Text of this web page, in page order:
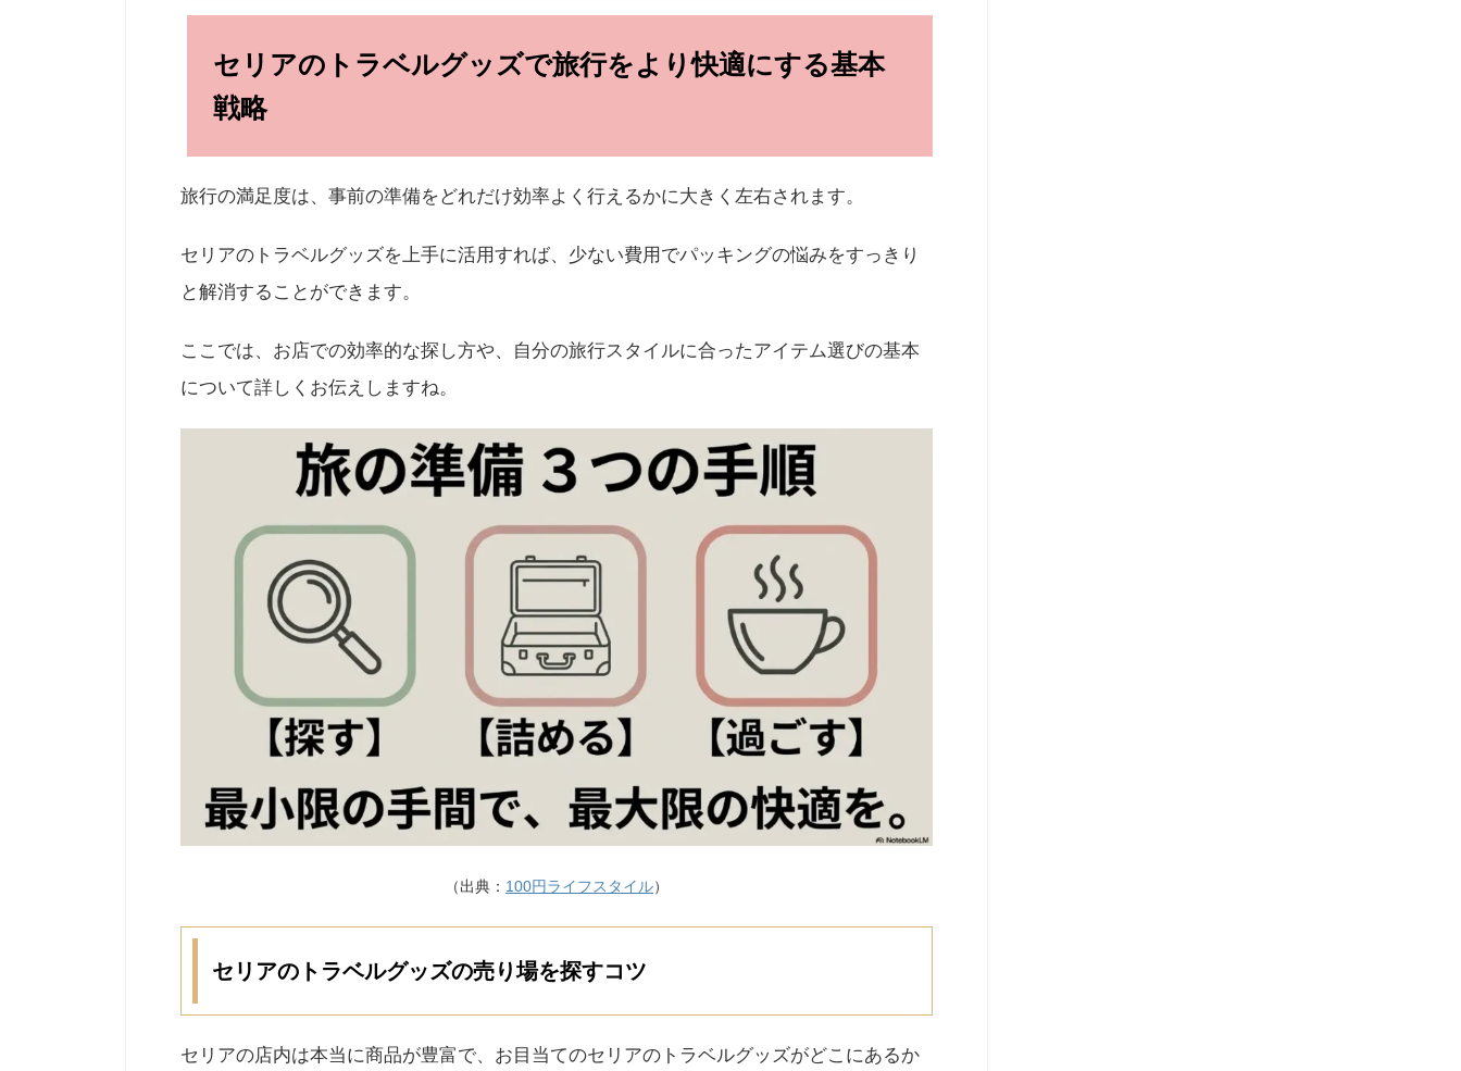
セリアのトラベルグッズで旅行をより快適にする基本
戦略
旅行の満足度は、事前の準備をどれだけ効率よく行えるかに大きく左右されます。
セリアのトラベルグッズを上手に活用すれば、少ない費用でパッキングの悩みをすっきり
と解消することができます。
ここでは、お店での効率的な探し方や、自分の旅行スタイルに合ったアイテム選びの基本
について詳しくお伝えしますね。
（出典： 100円ライフスタイル）
セリアのトラベルグッズの売り場を探すコツ
セリアの店内は本当に商品が豊富で、お目当てのセリアのトラベルグッズがどこにあるか